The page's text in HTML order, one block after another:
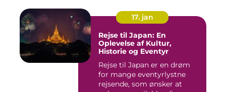
17. jan
Rejse til Japan: En
Oplevelse af Kultur,
Historie og Eventyr
Rejse til Japan er en drøm
for mange eventyrlystne
rejsende, som ønsker at